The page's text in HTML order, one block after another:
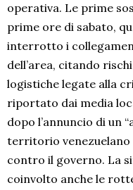
operativa. Le prime
prime ore di sabato,
interrotto i
dell’area, citando
logistiche legate alla
riportato dai media
dopo l’annuncio di un
territorio venezuelano
contro il governo. La
coinvolto anche le